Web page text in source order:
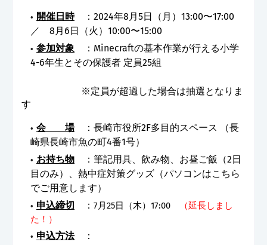
開催日時：2024年8月5日（月）13:00〜17:00
／ 8月6日（火）10:00〜15:00
参加対象 ：Minecraftの基本作業が行える小学
4-6年生とその保護者 定員25組
※定員が超過した場合は抽選となりま
す
会 場：長崎市役所2F多目的スペース （長
崎県長崎市魚の町4番1号）
お持ち物 ：筆記用具、飲み物、お昼ご飯（2日
目のみ）、熱中症対策グッズ（パソコンはこちら
でご用意します）
申込締切 ： 7月25日（木）17:00
（延長しまし
た！）
申込方法 ：